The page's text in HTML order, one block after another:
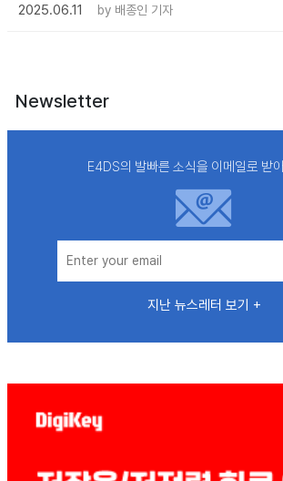
2025.06.11
by 배종인 기자
Newsletter
E4DS의 발빠른 소식을 이메일로 받
지난 뉴스레터 보기 +